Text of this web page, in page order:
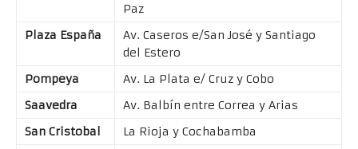
Paz
Plaza España
Av. Caseros e/San José y Santiago
del Estero
Pompeya
Av. La Plata e/ Cruz y Cobo
Saavedra
Av. Balbín entre Correa y Arias
San Cristobal
La Rioja y Cochabamba